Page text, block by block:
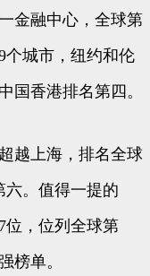
金融中心，全球第
个城市，纽约和伦
国香港排名第四。
越上海，排名全球
六。值得一提的
位，位列全球第
榜单。